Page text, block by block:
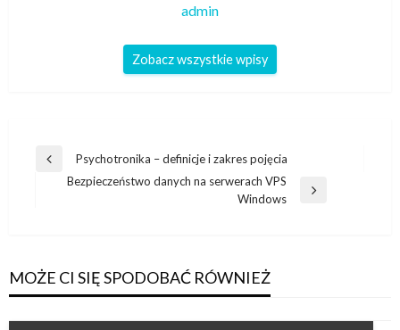
admin
Zobacz wszystkie wpisy
Nawigacja
wpisu
Poprzedni
Psychotronika – definicje i zakres pojęcia
Bezpieczeństwo danych na serwerach VPS
Windows
MOŻE CI SIĘ SPODOBAĆ RÓWNIEŻ